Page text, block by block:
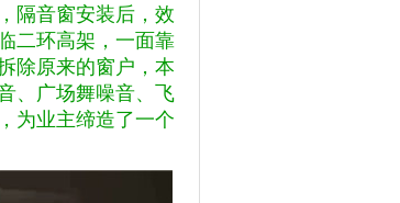
，隔音窗安装后，效
二环高架，一面靠
除原来的窗户，本
、广场舞噪音、飞
为业主缔造了一个